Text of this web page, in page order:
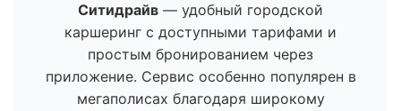
Ситидрайв — удобный городской
каршеринг с доступными тарифами и
простым бронированием через
приложение. Сервис особенно популярен в
мегаполисах благодаря широкому